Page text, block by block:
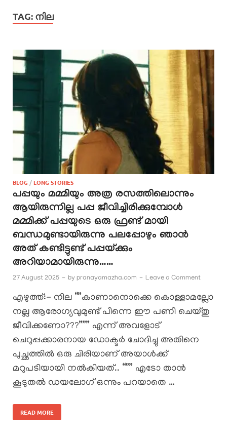
TAG: നില
BLOG /LONG STORIES
പപ്പയും മമ്മിയും അത്ര രസത്തിലൊന്നും
ആയിരുന്നില്ല പപ്പ ജീവിച്ചിരിക്കുമ്പോൾ
മമ്മിക്ക് പപ്പയുടെ ഒരു ഫ്രണ്ട് മായി
ബന്ധമുണ്ടായിരുന്നു പലപ്പോഴും ഞാൻ
അത് കണ്ടിട്ടുണ്ട് പപ്പയ്ക്കും
അറിയാമായിരുന്നു……
27 August 2025 - by pranayamazha.com - Leave a Comment
എഴുത്ത്:- നില “”കാണാനൊക്കെ കൊള്ളാമല്ലോ
നല്ല ആരോഗ്യവുമുണ്ട് പിന്നെ ഈ പണി ചെയ്തു
ജീവിക്കണോ???””” എന്ന് അവളോട്
ചെറുപ്പക്കാരനായ ഡോക്ടർ ചോദിച്ചു അതിനെ
പുച്ഛത്തിൽ ഒരു ചിരിയാണ് അയാൾക്ക്
മറുപടിയായി നൽകിയത്.. “”” എടോ താൻ
കൂടുതൽ ഡയലോഗ് ഒന്നും പറയാതെ …
READ MORE